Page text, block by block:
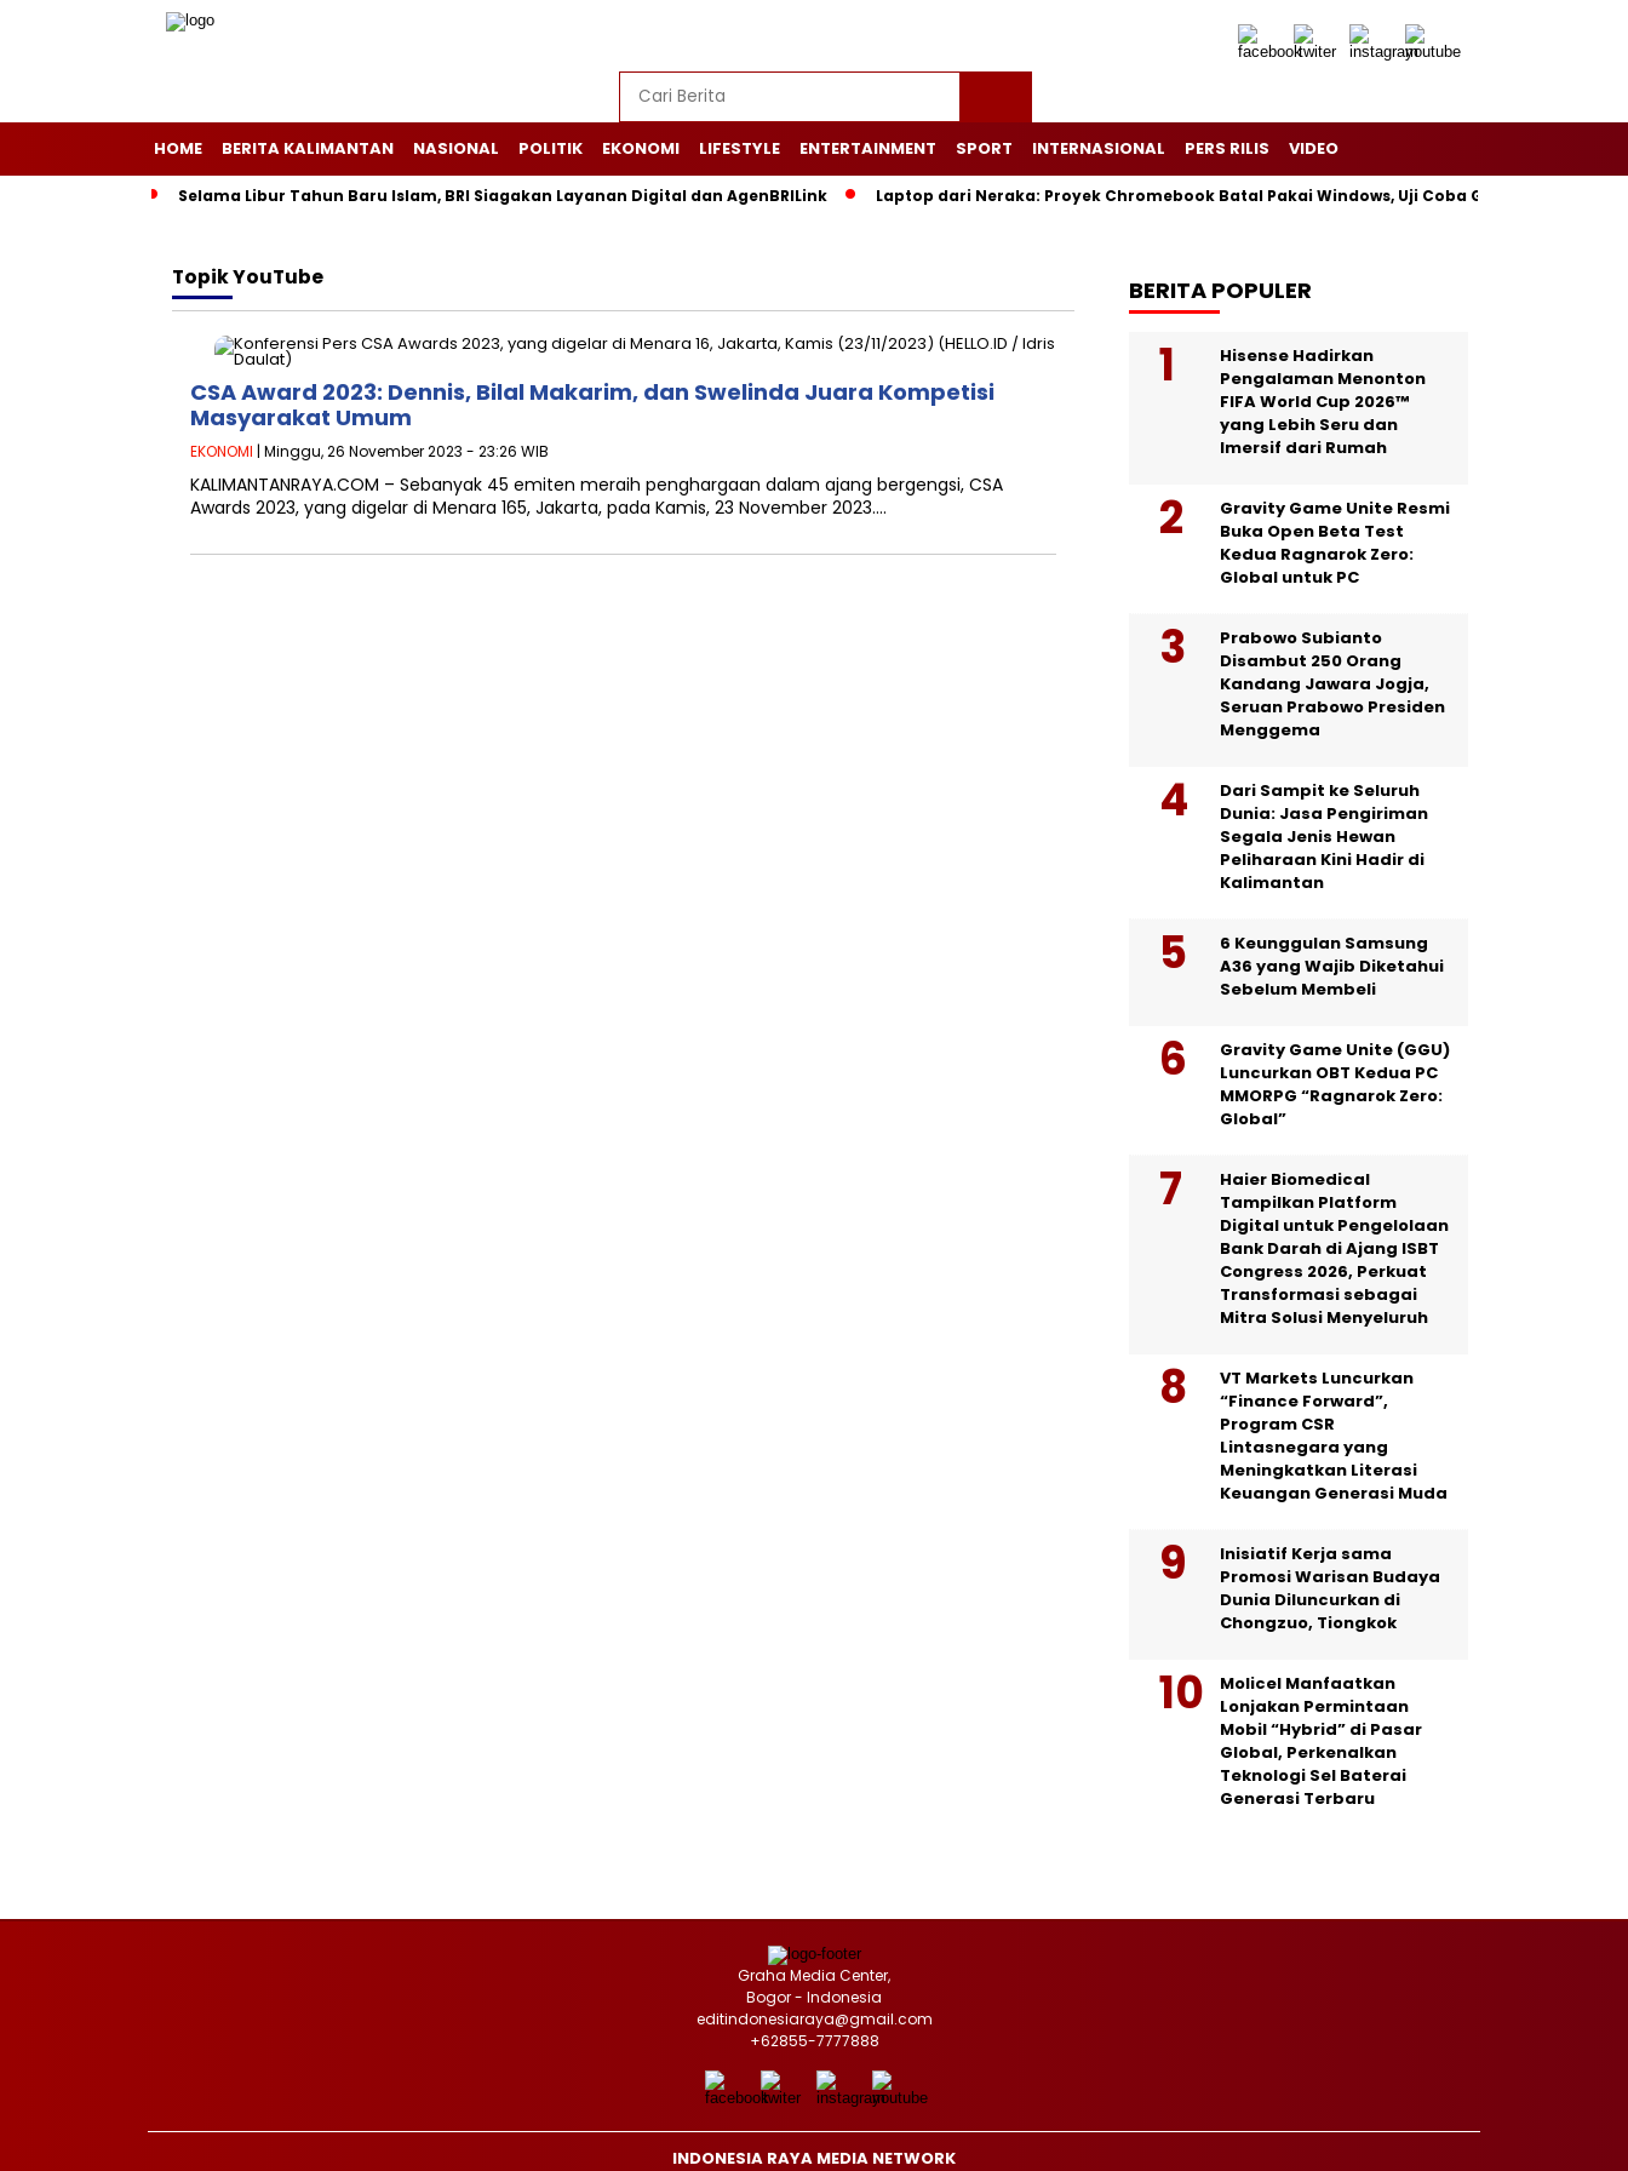
HOME BERITA KALIMANTAN NASIONAL POLITIK EKONOMI LIFESTYLE ENTERTAINMENT SPORT INTERNASIONAL PERS RILIS VIDEO
Selama Libur Tahun Baru Islam, BRI Siagakan Layanan Digital dan AgenBRILink Laptop dari Neraka: Proyek Chromebook Batal Pakai Windows, Uji Coba Gagal tapi Tetap
TopikYouTube
CSA Award 2023: Dennis, Bilal Makarim, dan Swelinda Juara Kompetisi
Masyarakat Umum
EKONOMI | Minggu, 26 November 2023 - 23:26 WIB
KALIMANTANRAYA.COM – Sebanyak 45 emiten meraih penghargaan dalam ajang bergengsi, CSA
Awards 2023, yang digelar di Menara 165, Jakarta, pada Kamis, 23 November 2023….
BERITA POPULER
Hisense Hadirkan
Pengalaman Menonton
FIFA World Cup 2026™
yang Lebih Seru dan
Imersif dari Rumah
Gravity Game Unite Resmi
Buka Open Beta Test
Kedua Ragnarok Zero:
Global untuk PC
Prabowo Subianto
Disambut 250 Orang
Kandang Jawara Jogja,
Seruan Prabowo Presiden
Menggema
Dari Sampit ke Seluruh
Dunia: Jasa Pengiriman
Segala Jenis Hewan
Peliharaan Kini Hadir di
Kalimantan
6 Keunggulan Samsung
A36 yang Wajib Diketahui
Sebelum Membeli
Gravity Game Unite (GGU)
Luncurkan OBT Kedua PC
MMORPG “Ragnarok Zero:
Global”
Haier Biomedical
Tampilkan Platform
Digital untuk Pengelolaan
Bank Darah di Ajang ISBT
Congress 2026, Perkuat
Transformasi sebagai
Mitra Solusi Menyeluruh
VT Markets Luncurkan
“Finance Forward”,
Program CSR
Lintasnegara yang
Meningkatkan Literasi
Keuangan Generasi Muda
Inisiatif Kerja sama
Promosi Warisan Budaya
Dunia Diluncurkan di
Chongzuo, Tiongkok
Molicel Manfaatkan
Lonjakan Permintaan
Mobil “Hybrid” di Pasar
Global, Perkenalkan
Teknologi Sel Baterai
Generasi Terbaru
Graha Media Center,
Bogor - Indonesia
editindonesiaraya@gmail.com
+62855-7777888
INDONESIA RAYA MEDIA NETWORK